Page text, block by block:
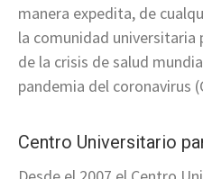
manera expedita, de
la comunidad universitaria
de la crisis de salud
pandemia del coronavirus
Centro Universitario